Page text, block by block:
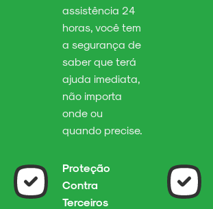
assistência 24
horas, você tem
a segurança de
saber que terá
ajuda imediata,
não importa
onde ou
quando precise.
Proteção
Contra
Terceiros